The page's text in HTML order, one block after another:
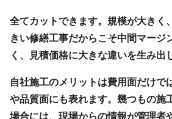
全てカットできます。規模が大きく
きい修繕工事だからこそ中間マージ
く、見積価格に大きな違いを生み出
自社施工のメリットは費用面だけで
や品質面にも表れます。幾つもの施
場合には、現場からの情報が管理者